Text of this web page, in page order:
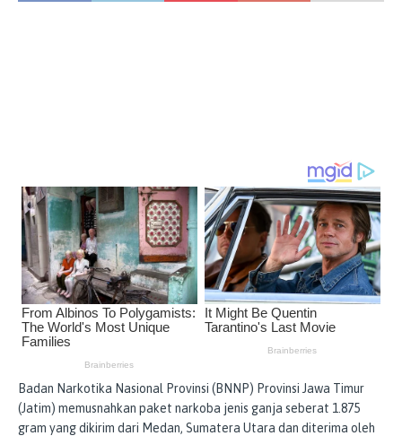
Badan Narkotika Nasional Provinsi (BNNP) Provinsi Jawa Timur
(Jatim) memusnahkan paket narkoba jenis ganja seberat 1.875
gram yang dikirim dari Medan, Sumatera Utara dan diterima oleh